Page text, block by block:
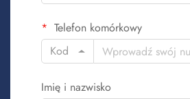
Telefon komórkowy
Kod
Imię i nazwisko